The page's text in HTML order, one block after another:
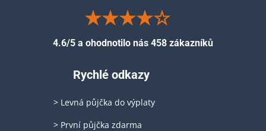
4.6/5 a ohodnotilo nás 458 zákazníků
Rychlé odkazy
> Levná půjčka do výplaty
> První půjčka zdarma